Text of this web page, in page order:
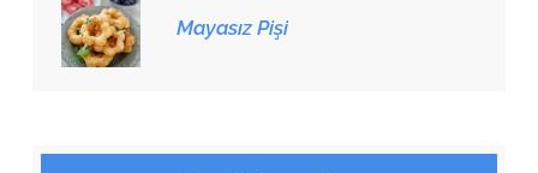
Mayasız Pişi